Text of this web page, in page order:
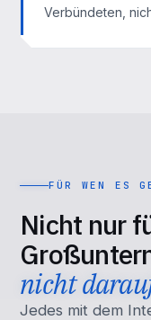
Verbündeten,
FÜR WEN ES
Nicht nur
nicht
Jedes mit dem